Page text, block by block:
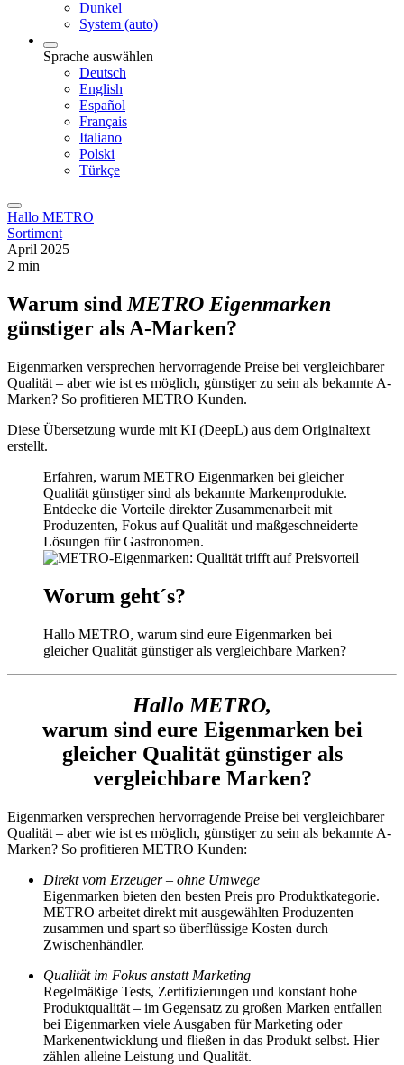
Dunkel
System (auto)
Sprache auswählen
Deutsch
English
Español
Français
Italiano
Polski
Türkçe
Hallo METRO
Sortiment
April 2025
2 min
Warum sindMETRO Eigenmarken
günstiger als A-Marken?
Eigenmarken versprechen hervorragende Preise bei vergleichbarer
Qualität – aber wie ist es möglich, günstiger zu sein als bekannte A-
Marken? So profitieren METRO Kunden.
Diese Übersetzung wurde mit KI (DeepL) aus dem Originaltext
erstellt.
Erfahren, warum METRO Eigenmarken bei gleicher
Qualität günstiger sind als bekannte Markenprodukte.
Entdecke die Vorteile direkter Zusammenarbeit mit
Produzenten, Fokus auf Qualität und maßgeschneiderte
Lösungen für Gastronomen.
Worum geht´s?
Hallo METRO, warum sind eure Eigenmarken bei
gleicher Qualität günstiger als vergleichbare Marken?
Hallo METRO,
warum sind eure Eigenmarken bei
gleicher Qualität günstiger als
vergleichbare Marken?
Eigenmarken versprechen hervorragende Preise bei vergleichbarer
Qualität – aber wie ist es möglich, günstiger zu sein als bekannte A-
Marken? So profitieren METRO Kunden:
Direkt vom Erzeuger – ohne Umwege
Eigenmarken bieten den besten Preis pro Produktkategorie.
METRO arbeitet direkt mit ausgewählten Produzenten
zusammen und spart so überflüssige Kosten durch
Zwischenhändler.
Qualität im Fokus anstatt Marketing
Regelmäßige Tests, Zertifizierungen und konstant hohe
Produktqualität – im Gegensatz zu großen Marken entfallen
bei Eigenmarken viele Ausgaben für Marketing oder
Markenentwicklung und fließen in das Produkt selbst. Hier
zählen alleine Leistung und Qualität.